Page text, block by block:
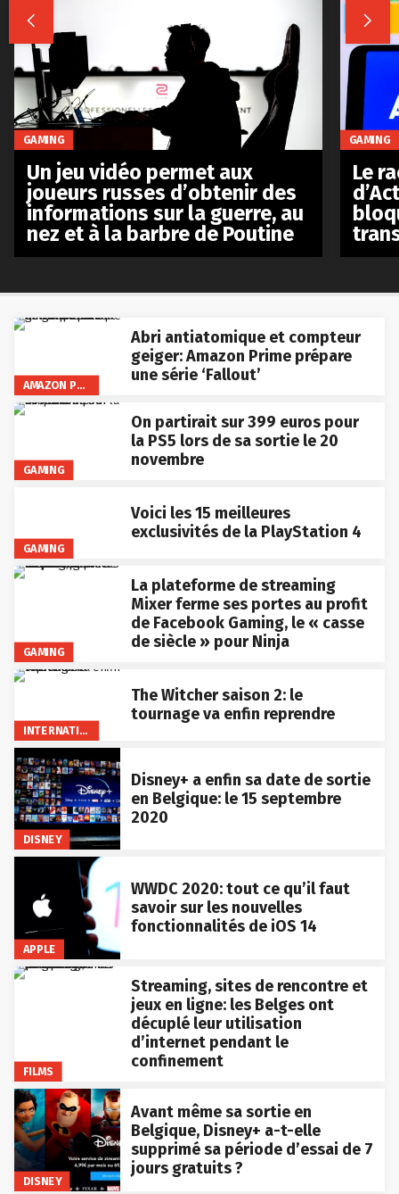
AMAZON PRIME VIDEO
Abri antiatomique et compteur
geiger: Amazon Prime prépare
une série ‘Fallout’
GAMING
On partirait sur 399 euros pour
la PS5 lors de sa sortie le 20
novembre
GAMING
Voici les 15 meilleures
exclusivités de la PlayStation 4
GAMING
La plateforme de streaming
Mixer ferme ses portes au profit
de Facebook Gaming, le « casse
de siècle » pour Ninja
INTERNATIONAL
The Witcher saison 2: le
tournage va enfin reprendre
DISNEY
Disney+ a enfin sa date de sortie
en Belgique: le 15 septembre
2020
APPLE
WWDC 2020: tout ce qu’il faut
savoir sur les nouvelles
fonctionnalités de iOS 14
FILMS
Streaming, sites de rencontre et
jeux en ligne: les Belges ont
décuplé leur utilisation
d’internet pendant le
confinement
DISNEY
Avant même sa sortie en
Belgique, Disney+ a-t-elle
supprimé sa période d’essai de 7
jours gratuits ?
 
GAMING
Un jeu vidéo permet aux
joueurs russes d’obtenir des
informations sur la guerre, au
nez et à la barbre de Poutine
GAMING
Le